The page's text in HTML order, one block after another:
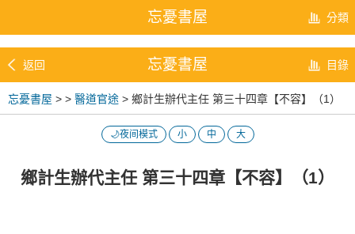
忘憂書屋 分類
返回 忘憂書屋 目錄
忘憂書屋 > > 醫道官途 > 鄉計生辦代主任 第三十四章【不容】（1）
🌙夜间模式 小 中 大
鄉計生辦代主任 第三十四章【不容】（1）